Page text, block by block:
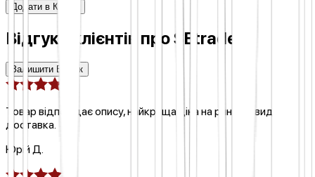
Додати в Кошик
Відгуки клієнтів проSEtrade
Залишити Відгук
Товар відповідає опису, найкраща ціна на ринку, швидка
доставка.
Юрій Д.